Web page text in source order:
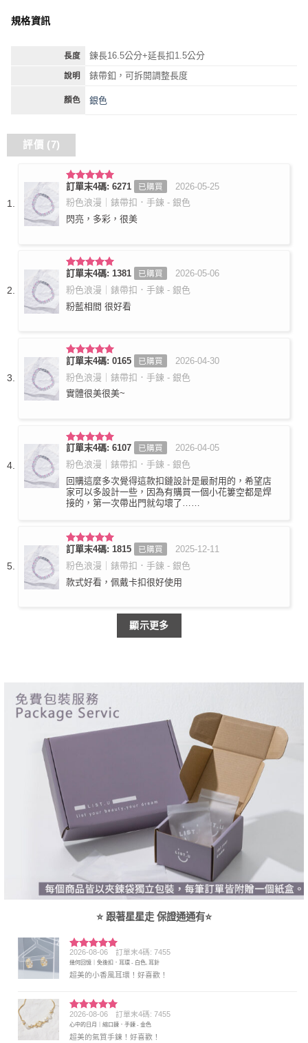
規格資訊
長度 鍊長16.5公分+延長扣1.5公分
說明 錶帶釦，可拆開調整長度
顏色 銀色
評價 (7)
評分5滿
分 5
訂單末4碼: 6271 已購買
2026-05-25
粉色浪漫｜錶帶扣．手鍊 - 銀色
閃亮，多彩，很美
評分5滿
分 5
訂單末4碼: 1381 已購買
2026-05-06
粉色浪漫｜錶帶扣．手鍊 - 銀色
粉藍相間 很好看
評分5滿
分 5
訂單末4碼: 0165 已購買
2026-04-30
粉色浪漫｜錶帶扣．手鍊 - 銀色
實體很美很美~
評分5滿
分 5
訂單末4碼: 6107 已購買
2026-04-05
粉色浪漫｜錶帶扣．手鍊 - 銀色
回購這麼多次覺得這款扣鏈設計是最耐用的，希望店
家可以多設計一些，因為有購買一個小花簍空都是焊
接的，第一次帶出門就勾壞了……
評分5滿
分 5
訂單末4碼: 1815 已購買
2025-12-11
粉色浪漫｜錶帶扣．手鍊 - 銀色
款式好看，佩戴卡扣很好使用
顯示更多
⭐ 跟著星星走 保證通通有⭐
評分5 滿
分 5
2026-08-06 訂單末4碼: 7455
幾何回憶｜免後扣．耳環 - 白色, 耳針
超美的小香風耳環！好喜歡！
評分5 滿
分 5
2026-08-06 訂單末4碼: 7455
心中的日月｜縮口鍊．手鍊 - 金色
超美的氣質手鍊！好喜歡！